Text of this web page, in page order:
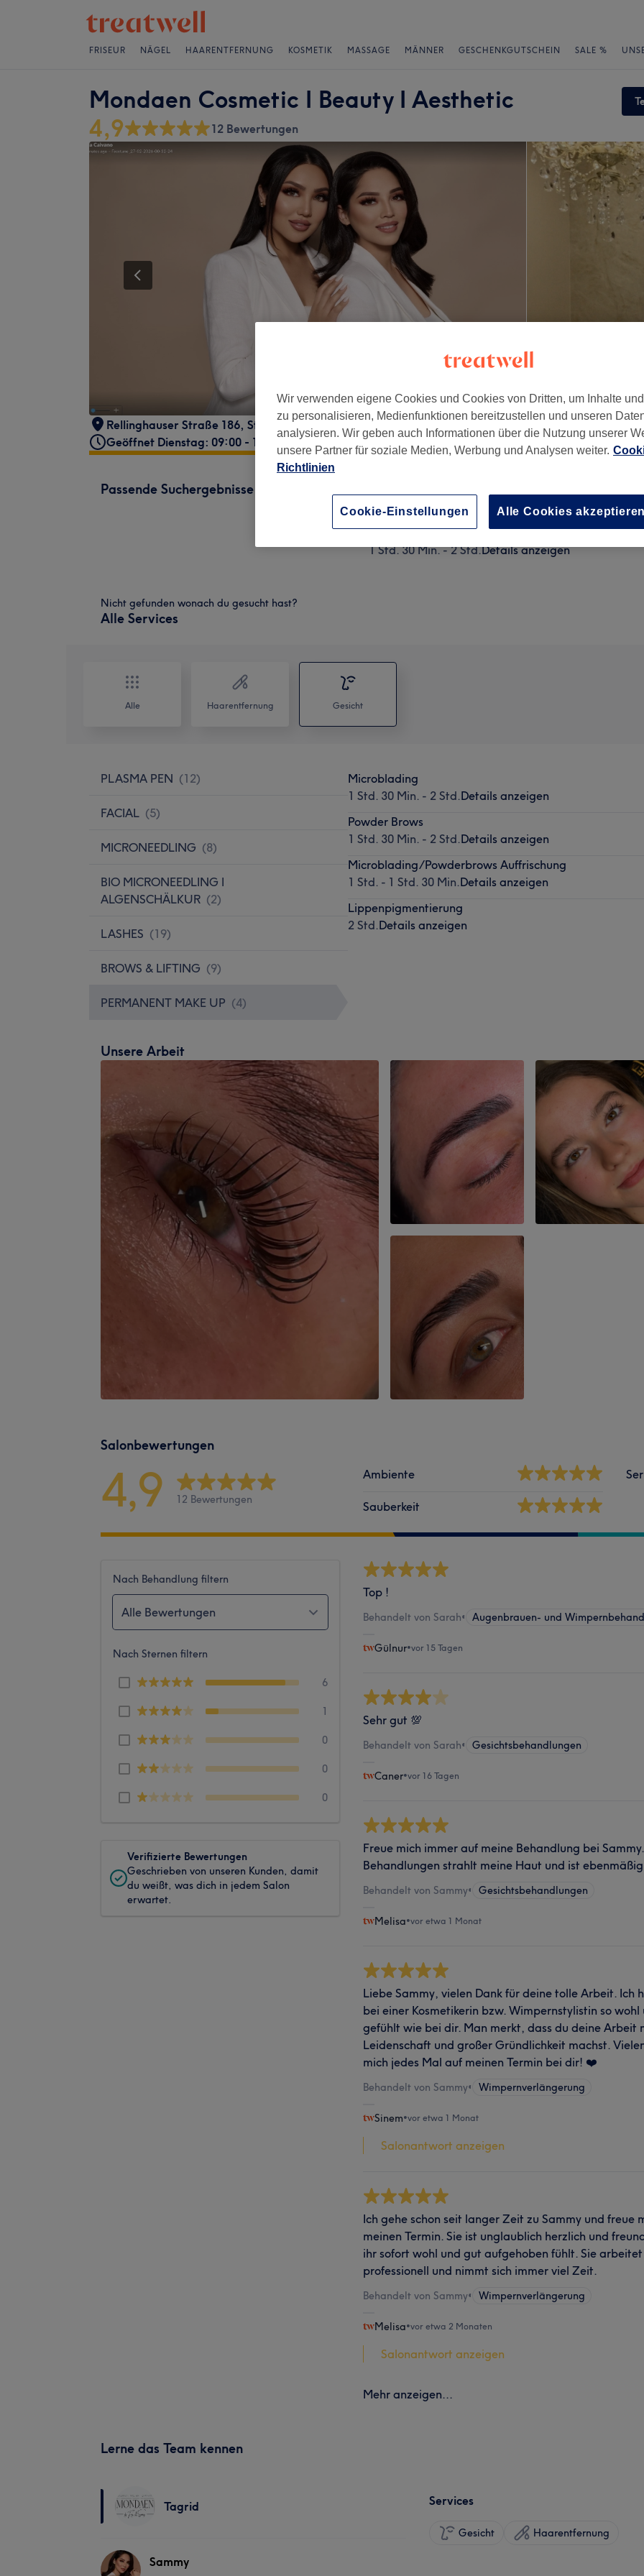
FRISEUR NÄGEL HAARENTFERNUNG KOSMETIK MASSAGE MÄNNER GESCHENKGUTSCHEIN SALE %
Mondaen Cosmetic I Beauty I Aesthetic
4,9 12 Bewertungen
Rellinghauser Straße 186, Stadtbezirk II, Essen , 45136
Geöffnet Dienstag: 09:00 - 16:00
Passende Suchergebnisse
1 Std. 30 Min. - 2 Std.
Details anzeigen
Microblading
1 Std. 30 Min. - 2 Std.Details anzeigen
Nicht gefunden wonach du gesucht hast?
Alle Services
Alle Haarentfernung Gesicht
PLASMA PEN (12)
FACIAL (5)
MICRONEEDLING (8)
BIO MICRONEEDLING I
ALGENSCHÄLKUR (2)
LASHES (19)
BROWS & LIFTING (9)
PERMANENT MAKE UP (4)
Microblading
1 Std. 30 Min. - 2 Std.Details anzeigen
Powder Brows
1 Std. 30 Min. - 2 Std.Details anzeigen
Microblading/Powderbrows Auffrischung
1 Std. - 1 Std. 30 Min.Details anzeigen
Lippenpigmentierung
2 Std.Details anzeigen
Unsere Arbeit
Salonbewertungen
4,9 12 Bewertungen
Ambiente
Sauberkeit
Nach Behandlung filtern
Alle Bewertungen
Nach Sternen filtern
6
1
0
0
0
Verifizierte Bewertungen
Geschrieben von unseren Kunden, damit
du weißt, was dich in jedem Salon
erwartet.
Top !
Behandelt von Sarah• Augenbrauen- und
Gülnur•vor 15 Tagen
Sehr gut 💯
Behandelt von Sarah• Gesichtsbehandlungen
Caner•vor 16 Tagen
Freue mich immer auf meine Behandlung bei
Behandlungen strahlt meine Haut und ist
Behandelt von Sammy• Gesichtsbehandlungen
Melisa•vor etwa 1 Monat
Liebe Sammy, vielen Dank für deine tolle Arbeit. Ich
bei einer Kosmetikerin bzw. Wimpernstylistin so
gefühlt wie bei dir. Man merkt, dass du deine Arbeit
Leidenschaft und großer Gründlichkeit machst.
mich jedes Mal auf meinen Termin bei dir! ❤️
Behandelt von Sammy• Wimpernverlängerung
Sinem•vor etwa 1 Monat
Salonantwort anzeigen
Ich gehe schon seit langer Zeit zu Sammy und freue
meinen Termin. Sie ist unglaublich herzlich und
ihr sofort wohl und gut aufgehoben fühlt. Sie
professionell und nimmt sich immer viel Zeit.
Behandelt von Sammy• Wimpernverlängerung
Melisa•vor etwa 2 Monaten
Salonantwort anzeigen
Mehr anzeigen...
Lerne das Team kennen
Tagrid
Sammy
Services
Gesicht Haarentfernung
Wir verwenden eigene Cookies und Cookies von Dritten, um Inhalte
zu personalisieren, Medienfunktionen bereitzustellen und unseren
analysieren. Wir geben auch Informationen über die Nutzung unserer
unsere Partner für soziale Medien, Werbung und Analysen weiter.
Richtlinien
Cookie-Einstellungen Alle Cookies